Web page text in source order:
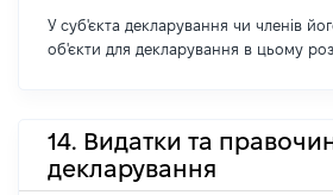
У суб'єкта декларування чи членів
об'єкти для декларування в цьому
14. Видатки та
декларування